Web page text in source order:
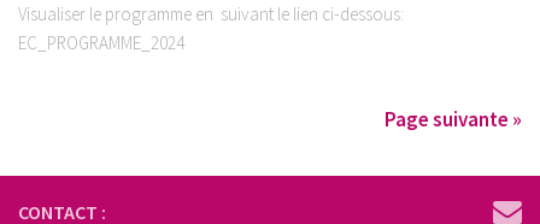
Visualiser le programme en suivant le lien ci-dessous:
EC_PROGRAMME_2024
Page suivante »
CONTACT :